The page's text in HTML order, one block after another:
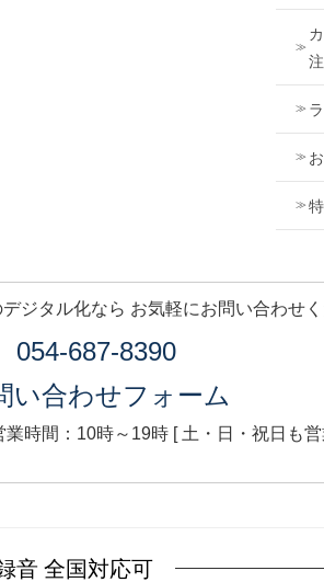
ジタル化なら お気軽にお問い合わせ
054-687-8390
い合わせフォーム
業時間：10時～19時 [ 土・日・祝日も
音 全国対応可